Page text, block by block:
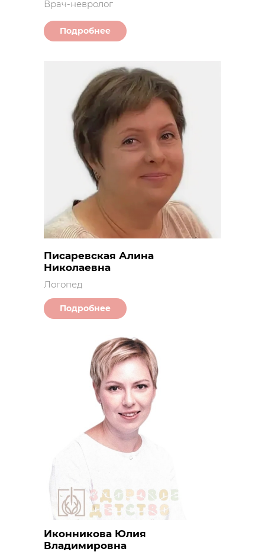
Иконникова Юлия
Владимировна
Логопед
Писаревская Алина
Николаевна
Подробнее
Врач-невролог
Подробнее